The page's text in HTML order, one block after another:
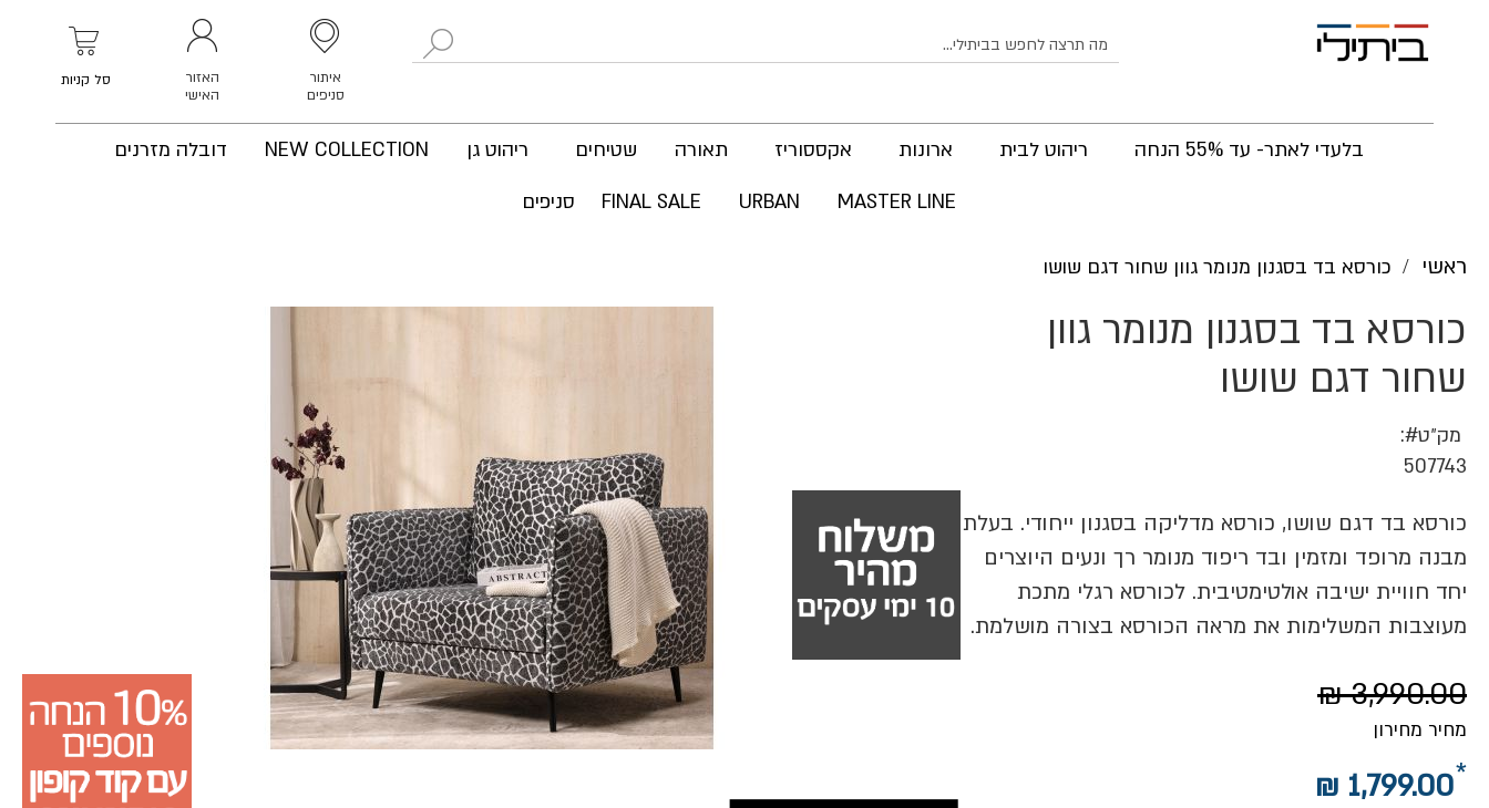
לחפש
האזור
האישי
איתור
סניפים
סל קניות
בלעדי לאתר- עד 55% הנחה ריהוט לבית ארונות אקססוריז תאורה שטיחים ריהוט גן NEW COLLECTION דובלה מזרנים
MASTER LINE
URBAN
FINAL SALE סניפים
ראשי כורסא בד בסגנון מנומר גוון שחור דגם שושו
כורסא בד בסגנון מנומר גוון
שחור דגם שושו
מק״ט
507743
כורסא בד דגם שושו, כורסא מדליקה בסגנון ייחודי. בעלת
מבנה מרופד ומזמין ובד ריפוד מנומר רך ונעים היוצרים
יחד חוויית ישיבה אולטימטיבית. לכורסא רגלי מתכת
מעוצבות המשלימות את מראה הכורסא בצורה מושלמת.
1,799.00 ₪
מחיר מחירון
3,990.00 ₪